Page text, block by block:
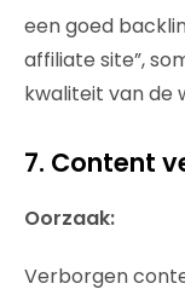
een goed
affiliate site”,
kwaliteit van de
7. Content
Oorzaak:
Verborgen